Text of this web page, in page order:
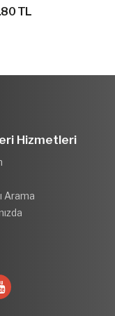
TL
Hizmetleri
Arama